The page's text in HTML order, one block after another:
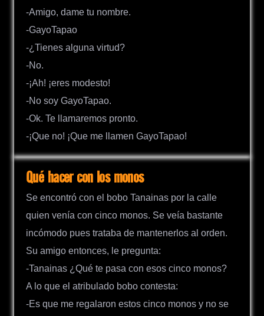
-Amigo, dame tu nombre.
-GayoTapao
-¿Tienes alguna virtud?
-No.
-¡Ah! ¡eres modesto!
-No soy GayoTapao.
-Ok. Te llamaremos pronto.
-¡Que no! ¡Que me llamen GayoTapao!
Qué hacer con los monos
Se encontró con el bobo Tanainas por la calle
quien venía con cinco monos. Se veía bastante
incómodo pues trataba de mantenerlos al orden.
Su amigo entonces, le pregunta:
-Tanainas ¿Qué te pasa con esos cinco monos?
A lo que el atribulado bobo contesta:
-Es que me regalaron estos cinco monos y no se